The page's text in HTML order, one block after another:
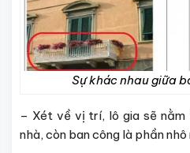
Sự khác nhau giữa
– Xét về vị trí, lô gia sẽ nằm
nhà, còn ban công là phần